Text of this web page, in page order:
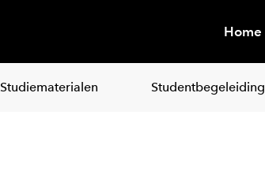
Home
Studiematerialen Studentbegeleiding